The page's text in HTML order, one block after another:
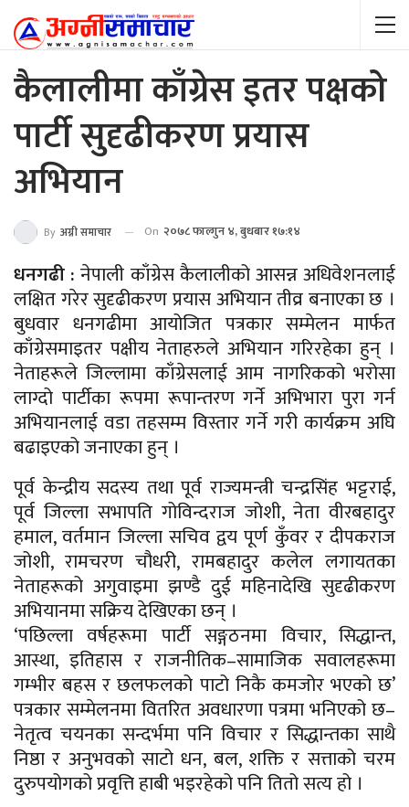
कैलालीमा काँग्रेस इतर पक्षको
पार्टी सुदृढीकरण प्रयास
अभियान
By अग्नी समाचार On २०७८ फाल्गुन ४, बुधबार १७:१४
धनगढी : नेपाली काँग्रेस कैलालीको आसन्न अधिवेशनलाई
लक्षित गरेर सुदृढीकरण प्रयास अभियान तीव्र बनाएका छ ।
बुधवार धनगढीमा आयोजित पत्रकार सम्मेलन मार्फत
काँग्रेसमाइतर पक्षीय नेताहरुले अभियान गरिरहेका हुन् ।
नेताहरूले जिल्लामा काँग्रेसलाई आम नागरिकको भरोसा
लाग्दो पार्टीका रूपमा रूपान्तरण गर्ने अभिभारा पुरा गर्न
अभियानलाई वडा तहसम्म विस्तार गर्ने गरी कार्यक्रम अघि
बढाइएको जनाएका हुन् ।
पूर्व केन्द्रीय सदस्य तथा पूर्व राज्यमन्त्री चन्द्रसिंह भट्टराई,
पूर्व जिल्ला सभापति गोविन्दराज जोशी, नेता वीरबहादुर
हमाल, वर्तमान जिल्ला सचिव द्वय पूर्ण कुँवर र दीपकराज
जोशी, रामचरण चौधरी, रामबहादुर कलेल लगायतका
नेताहरूको अगुवाइमा झण्डै दुई महिनादेखि सुदृढीकरण
अभियानमा सक्रिय देखिएका छन् ।
‘पछिल्ला वर्षहरूमा पार्टी सङ्गठनमा विचार, सिद्धान्त,
आस्था, इतिहास र राजनीतिक–सामाजिक सवालहरूमा
गम्भीर बहस र छलफलको पाटो निकै कमजोर भएको छ’
पत्रकार सम्मेलनमा वितरित अवधारणा पत्रमा भनिएको छ–
नेतृत्व चयनका सन्दर्भमा पनि विचार र सिद्धान्तका साथै
निष्ठा र अनुभवको साटो धन, बल, शक्ति र सत्ताको चरम
दुरुपयोगको प्रवृत्ति हाबी भइरहेको पनि तितो सत्य हो ।